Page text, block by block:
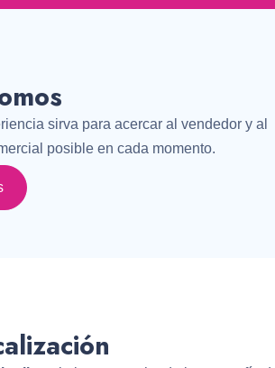
sirva para acercar al vendedor y al
posible en cada momento.